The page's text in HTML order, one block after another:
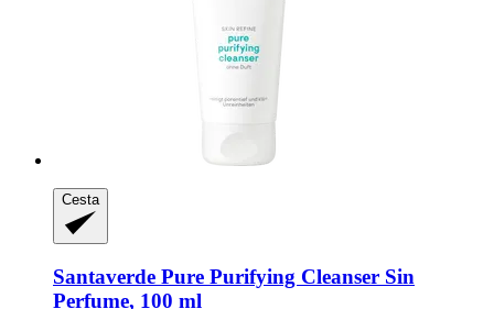
Cesta
Santaverde Pure Purifying Cleanser Sin
Perfume, 100 ml